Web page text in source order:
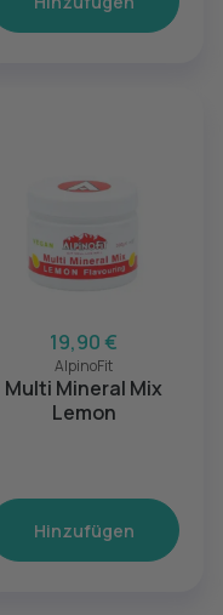
19,90 €
AlpinoFit
Multi Mineral Mix
Lemon
Hinzufügen